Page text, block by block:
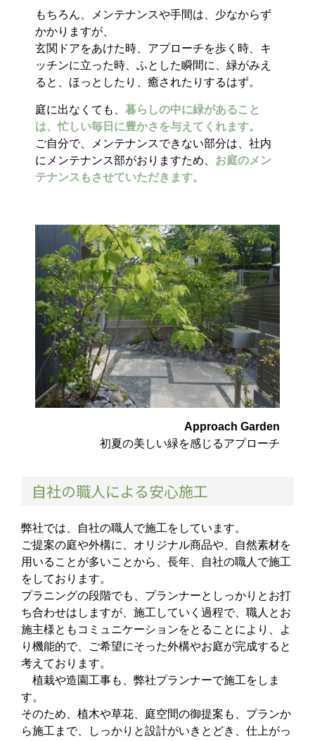
もちろん、メンテナンスや手間は、少なからず
かかりますが、
玄関ドアをあけた時、アプローチを歩く時、キ
ッチンに立った時、ふとした瞬間に、緑がみえ
ると、ほっとしたり、癒されたりするはず。
庭に出なくても、 暮らしの中に緑があること
は、忙しい毎日に豊かさを与えてくれます。
ご自分で、メンテナンスできない部分は、社内
にメンテナンス部がおりますため、 お庭のメン
テナンスもさせていただきます。
Approach Garden
初夏の美しい緑を感じるアプローチ
自社の職人による安心施工
弊社では、自社の職人で施工をしています。
ご提案の庭や外構に、オリジナル商品や、自然素材を
用いることが多いことから、長年、自社の職人で施工
をしております。
プラニングの段階でも、プランナーとしっかりとお打
ち合わせはしますが、施工していく過程で、職人とお
施主様ともコミュニケーションをとることにより、よ
り機能的で、ご希望にそった外構やお庭が完成すると
考えております。
植栽や造園工事も、弊社プランナーで施工をしま
す。
そのため、植木や草花、庭空間の御提案も、プランか
ら施工まで、しっかりと設計がいきとどき、仕上がっ